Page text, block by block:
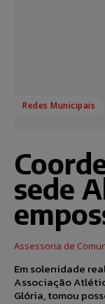
Redes Municipais
sede
Assessoria de
Em solenidade
Associação
Glória, tomou